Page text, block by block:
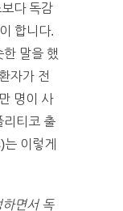
다 독감
합니다.
말을 했
자가 전
명이 사
리티코 출
이렇게
면서 독